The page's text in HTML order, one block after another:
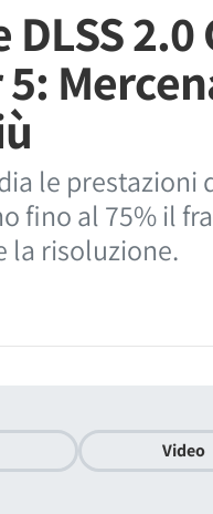
le
fino al 75% il
la risoluzione.
Video